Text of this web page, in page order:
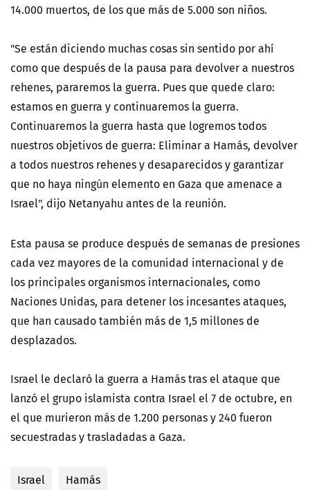
14.000 muertos, de los que más de 5.000 son niños.
"Se están diciendo muchas cosas sin sentido por ahí
como que después de la pausa para devolver a nuestros
rehenes, pararemos la guerra. Pues que quede claro:
estamos en guerra y continuaremos la guerra.
Continuaremos la guerra hasta que logremos todos
nuestros objetivos de guerra: Eliminar a Hamás, devolver
a todos nuestros rehenes y desaparecidos y garantizar
que no haya ningún elemento en Gaza que amenace a
Israel", dijo Netanyahu antes de la reunión.
Esta pausa se produce después de semanas de presiones
cada vez mayores de la comunidad internacional y de
los principales organismos internacionales, como
Naciones Unidas, para detener los incesantes ataques,
que han causado también más de 1,5 millones de
desplazados.
Israel le declaró la guerra a Hamás tras el ataque que
lanzó el grupo islamista contra Israel el 7 de octubre, en
el que murieron más de 1.200 personas y 240 fueron
secuestradas y trasladadas a Gaza.
Israel Hamás